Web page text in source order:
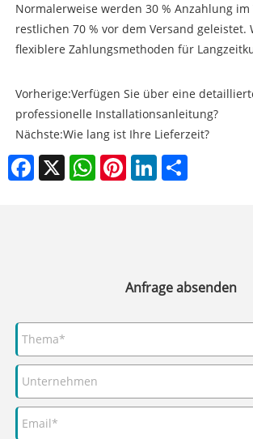
Normalerweise werden 30 % Anzahlung
restlichen 70 % vor dem Versand geleistet.
flexiblere Zahlungsmethoden für
Vorherige:Verfügen Sie über eine
professionelle Installationsanleitung?
Nächste:Wie lang ist Ihre Lieferzeit?
Facebook
X WhatsAppPinterestLinkedIn
Anfrage absenden